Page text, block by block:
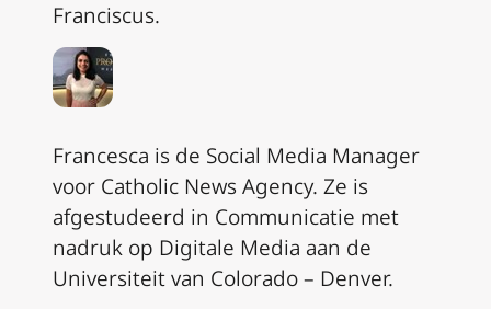
Franciscus.
Francesca is de Social Media Manager
voor Catholic News Agency. Ze is
afgestudeerd in Communicatie met
nadruk op Digitale Media aan de
Universiteit van Colorado – Denver.